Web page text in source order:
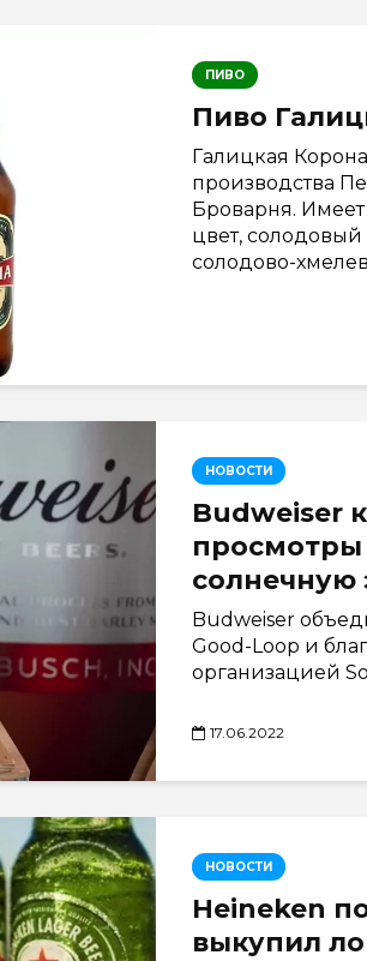
ПИВО
Пиво
Галицкая
производства
Броварня.
цвет,
солодово-
НОВОСТИ
Budweiser
солнечную
Budweiser
Good-Loop и
организацией
17.06.2022
НОВОСТИ
Heineken
выкупил